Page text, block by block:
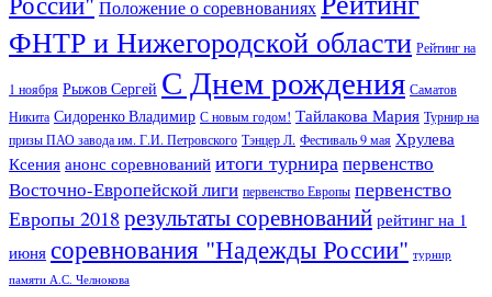
Положение о соревнованиях
ФНТР и Нижегородской области Рейтинг на
1 ноября Рыжов Сергей С Днем рождения Саматов
Никита Сидоренко Владимир С новым годом! Тайлакова Мария Турнир на
призы ПАО завода им. Г.И. Петровского Тэнцер Л. Фестиваль 9 мая Хрулева
Ксения анонс соревнований итоги турнирапервенство
Восточно-Европейской лиги первенство Европы первенство
Европы 2018 результаты соревнований рейтинг на 1
июня соревнования "Надежды России" турнир
памяти А.С. Челнокова